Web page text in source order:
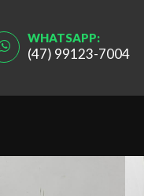
WHATSAPP:
(47) 99123-7004